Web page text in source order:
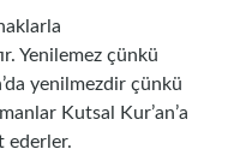
Yenilemez çünkü
yenilmezdir çünkü
Kutsal Kur’an’a
ederler.